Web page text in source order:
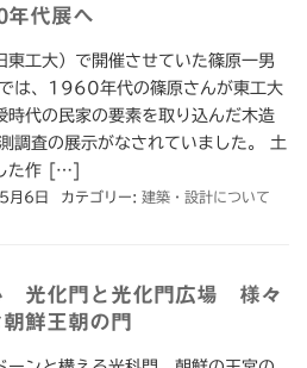
年代展へ
東工大）で開催させていた篠原一男
は、1960年代の篠原さんが東工大
時代の民家の要素を取り込んだ木造
調査の展示がなされていました。 土
た作 […]
月6日 カテゴリー: 建築・設計について
光化門と光化門広場 様々
鮮王朝の門